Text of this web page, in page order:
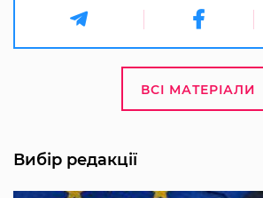
ВСІ МАТЕРІАЛИ
Вибір редакції